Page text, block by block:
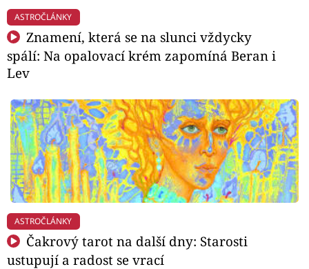
ASTROČLÁNKY
Znamení, která se na slunci vždycky
spálí: Na opalovací krém zapomíná Beran i
Lev
ASTROČLÁNKY
Čakrový tarot na další dny: Starosti
ustupují a radost se vrací